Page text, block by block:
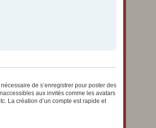
de s’enregistrer pour poster des
aux invités comme les avatars
La création d’un compte est rapide et